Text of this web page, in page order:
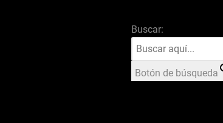
Buscar:
Botón de búsqueda